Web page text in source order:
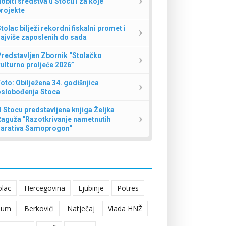
bilježi rekordni fiskalni promet i
zaposlenih do sada
Zbornik “Stolačko
proljeće 2026”
Obilježena 34. godišnjica
Stoca
Stocu predstavljena knjiga Željka
"Razotkrivanje nametnutih
Samoprogon“
Hercegovina Ljubinje Potres
Berkovići Natječaj Vlada HNŽ